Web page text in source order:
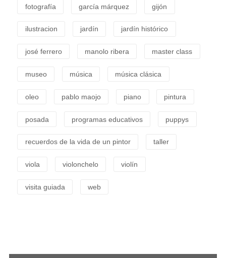
fotografía garcía márquez gijón
ilustracion jardín jardín histórico
josé ferrero manolo ribera master class
museo música música clásica
oleo pablo maojo piano pintura
posada programas educativos puppys
recuerdos de la vida de un pintor taller
viola violonchelo violín
visita guiada web